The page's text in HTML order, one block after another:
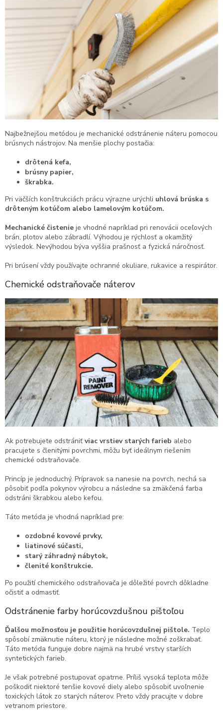
Najbežnejšou metódou je mechanické odstránenie náteru pomocou
brúsnych nástrojov. Na menšie plochy postačia:
drôtená kefa,
brúsny papier,
škrabka.
Pri väčších konštrukciách prácu výrazne urýchli uhlová brúska s
drôteným kotúčom alebo lamelovým kotúčom.
Mechanické čistenie je vhodné napríklad pri renovácii oceľových
brán, plotov alebo zábradlí. Výhodou je rýchlosť a okamžitý
výsledok. Nevýhodou býva vyššia prašnosť a fyzická náročnosť.
Pri brúsení vždy používajte ochranné okuliare, rukavice a respirátor.
Chemické odstraňovače náterov
Ak potrebujete odstrániť viac vrstiev starých farieb alebo
pracujete s členitými povrchmi, môžu byť ideálnym riešením
chemické odstraňovače.
Princíp je jednoduchý. Prípravok sa nanesie na povrch, nechá sa
pôsobiť podľa pokynov výrobcu a následne sa zmäkčená farba
odstráni škrabkou alebo kefou.
Táto metóda je vhodná napríklad pre:
ozdobné kovové prvky,
liatinové súčasti,
starý záhradný nábytok,
členité konštrukcie.
Po použití chemického odstraňovača je dôležité povrch dôkladne
očistiť a odmastiť.
Odstránenie farby horúcovzdušnou pištoľou
Ďalšou možnosťou je použitie horúcovzdušnej pištole. Teplo
spôsobí zmäknutie náteru, ktorý je následne možné zoškrabať.
Táto metóda funguje dobre najmä na hrubé vrstvy starších
syntetických farieb.
Je však potrebné postupovať opatrne. Príliš vysoká teplota môže
poškodiť niektoré tenšie kovové diely alebo spôsobiť uvoľnenie
toxických látok zo starých náterov. Preto vždy pracujte v dobre
vetranom priestore.